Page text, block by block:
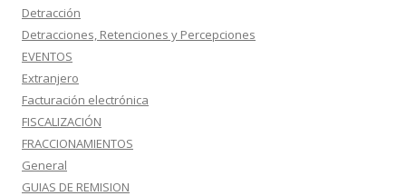
Detracción
Detracciones, Retenciones y Percepciones
EVENTOS
Extranjero
Facturación electrónica
FISCALIZACIÓN
FRACCIONAMIENTOS
General
GUIAS DE REMISION